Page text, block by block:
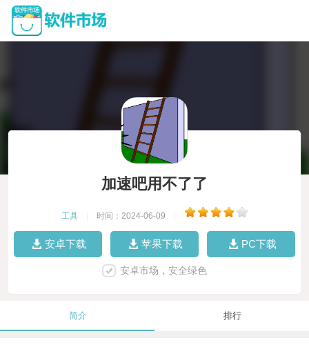
加速吧用不了了
工具 时间：2024-06-09
安卓下载 苹果下载 PC下载
安卓市场，安全绿色
简介 排行